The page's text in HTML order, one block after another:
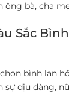
ông bà, cha
Sắc
bình lan
sự dịu dàng,